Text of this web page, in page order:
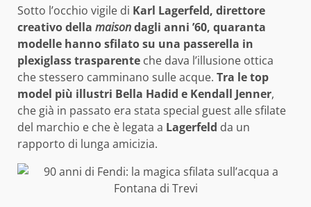
Sotto l’occhio vigile di Karl Lagerfeld, direttore
creativo della maisondagli anni ’60, quaranta
modelle hanno sfilato su una passerella in
plexiglass trasparente che dava l’illusione ottica
che stessero camminano sulle acque. Tra le top
model più illustri Bella Hadid e Kendall Jenner,
che già in passato era stata special guest alle sfilate
del marchio e che è legata a Lagerfeld da un
rapporto di lunga amicizia.